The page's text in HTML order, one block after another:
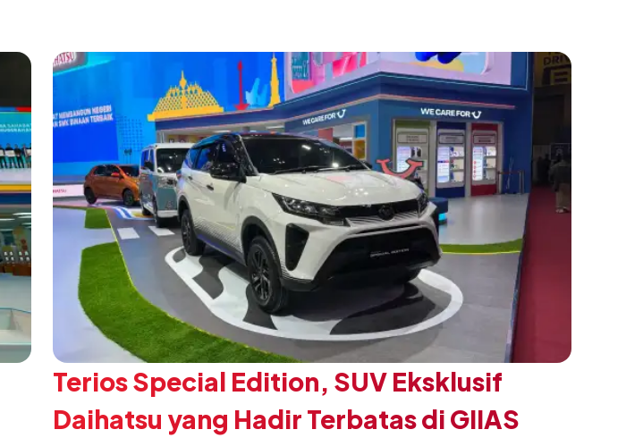
Terios Special Edition, SUV Eksklusif
Daihatsu yang Hadir Terbatas di GIIAS